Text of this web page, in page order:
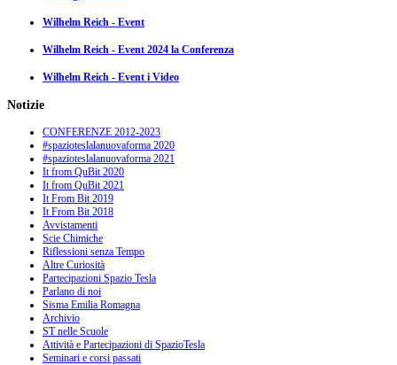
Wilhelm Reich - Event
Wilhelm Reich - Event 2024 la Conferenza
Wilhelm Reich - Event i Video
Notizie
CONFERENZE 2012-2023
#spazioteslalanuovaforma 2020
#spazioteslalanuovaforma 2021
It from QuBit 2020
It from QuBit 2021
It From Bit 2019
It From Bit 2018
Avvistamenti
Scie Chimiche
Riflessioni senza Tempo
Altre Curiosità
Partecipazioni Spazio Tesla
Parlano di noi
Sisma Emilia Romagna
Archivio
ST nelle Scuole
Attività e Partecipazioni di SpazioTesla
Seminari e corsi passati